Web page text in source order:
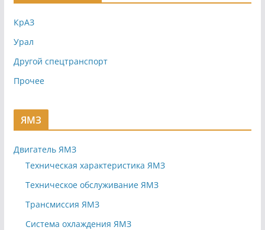
КрАЗ
Урал
Другой спецтранспорт
Прочее
ЯМЗ
Двигатель ЯМЗ
Техническая характеристика ЯМЗ
Техническое обслуживание ЯМЗ
Трансмиссия ЯМЗ
Система охлаждения ЯМЗ